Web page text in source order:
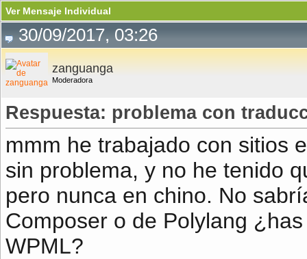
Ver Mensaje Individual
30/09/2017, 03:26
zanguanga
Moderadora
Respuesta: problema con
mmm he trabajado con sitios
sin problema, y no he tenido
pero nunca en chino. No
Composer o de Polylang
WPML?